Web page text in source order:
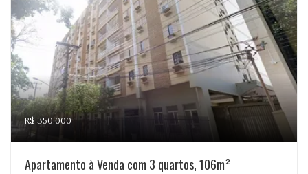
R$ 350.000
Apartamento à Venda com 3 quartos, 106m²